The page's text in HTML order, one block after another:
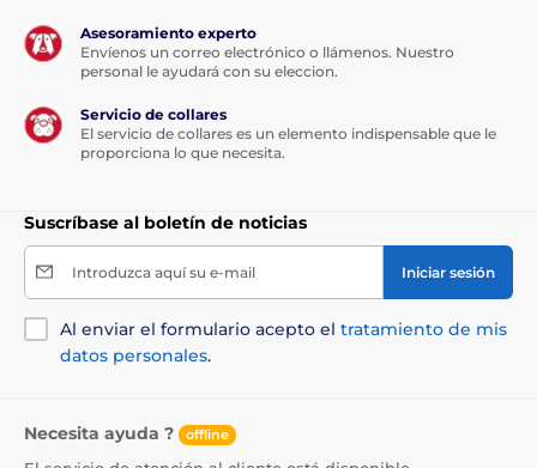
Asesoramiento experto
Envíenos un correo electrónico o llámenos. Nuestro
personal le ayudará con su eleccion.
Servicio de collares
El servicio de collares es un elemento indispensable que le
proporciona lo que necesita.
Suscríbase al boletín de noticias
Introduzca aquí su e-mail Iniciar sesión
Al enviar el formulario acepto el tratamiento de mis
datos personales.
Necesita ayuda ? offline